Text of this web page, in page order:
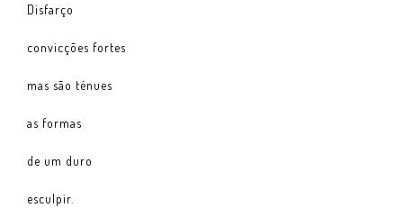
Disfarço
convicções fortes
mas são ténues
as formas
de um duro
esculpir.